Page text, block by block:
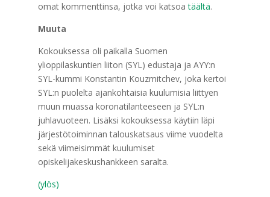
omat kommenttinsa, jotka voi katsoatäältä.
Muuta
Kokouksessa oli paikalla Suomen
ylioppilaskuntien liiton (SYL) edustaja ja AYY:n
SYL-kummi Konstantin Kouzmitchev, joka kertoi
SYL:n puolelta ajankohtaisia kuulumisia liittyen
muun muassa koronatilanteeseen ja SYL:n
juhlavuoteen. Lisäksi kokouksessa käytiin läpi
järjestötoiminnan talouskatsaus viime vuodelta
sekä viimeisimmät kuulumiset
opiskelijakeskushankkeen saralta.
(ylös)